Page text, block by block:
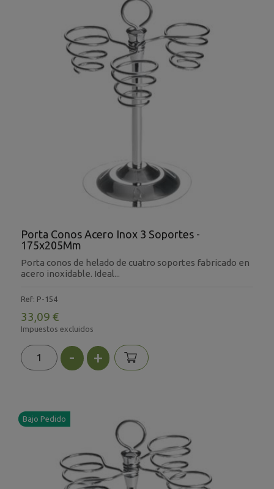
Porta Conos Acero Inox 3 Soportes -
175x205Mm
Porta conos de helado de cuatro soportes fabricado en
acero inoxidable. Ideal...
Ref: P-154
33,09 €
Impuestos excluidos
- +
Bajo Pedido